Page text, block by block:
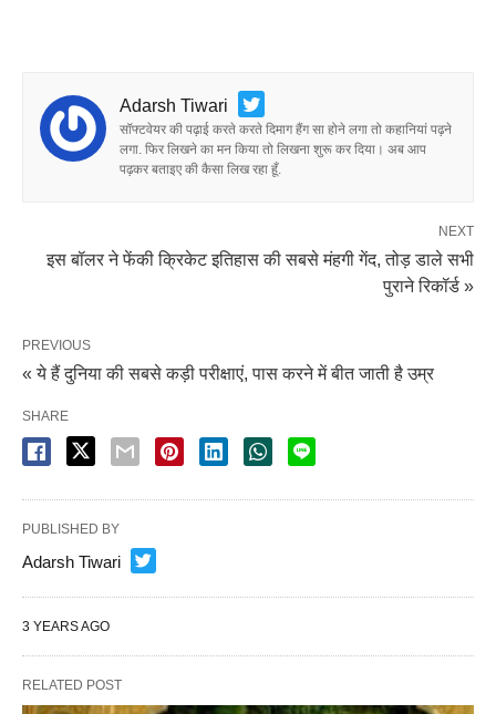
Adarsh Tiwari
सॉफ्टवेयर की पढ़ाई करते करते दिमाग हैंग सा होने लगा तो कहानियां पढ़ने
लगा. फिर लिखने का मन किया तो लिखना शुरू कर दिया। अब आप
पढ़कर बताइए की कैसा लिख रहा हूँ.
NEXT
इस बॉलर ने फेंकी क्रिकेट इतिहास की सबसे मंहगी गेंद, तोड़ डाले सभी
पुराने रिकॉर्ड »
PREVIOUS
« ये हैं दुनिया की सबसे कड़ी परीक्षाएं, पास करने में बीत जाती है उम्र
SHARE
PUBLISHED BY
Adarsh Tiwari
3 YEARS AGO
RELATED POST